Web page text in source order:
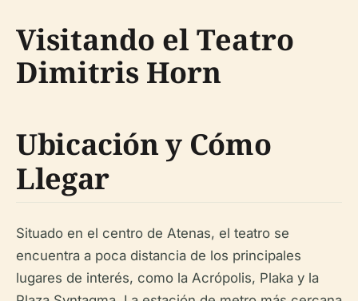
Visitando el Teatro
Dimitris Horn
Ubicación y Cómo
Llegar
Situado en el centro de Atenas, el teatro se
encuentra a poca distancia de los principales
lugares de interés, como la Acrópolis, Plaka y la